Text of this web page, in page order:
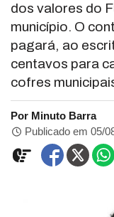
dos valores do
município. O
pagará, ao
centavos para
cofres
Por Minuto Barra
Publicado em 05/